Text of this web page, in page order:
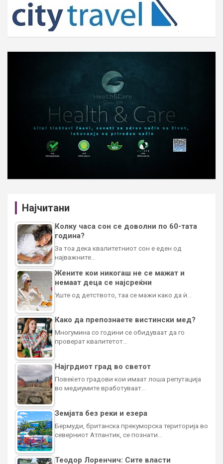
h
Најчитани
Колку часа сон се доволни по 60-тата
година?
За тоа дека квалитетниот сон е еден од
најважните…
Жените кои никогаш не се мажат и
немаат деца се најсреќни
Уште од детството, таа се мажи како да ѝ…
Како да препознаете вистински мед?
Многумина со години се обидуваат да го
проверат квалитетот…
Најгрдиот град во светот
Повеќето градови кои имаат лоша репутација
во медиумите вработуваат…
Земјата без реки и езера
Бермуди, британска прекуморска територија во
северниот Атлантик, се познати…
Теодор Лоренчич: Сите власти